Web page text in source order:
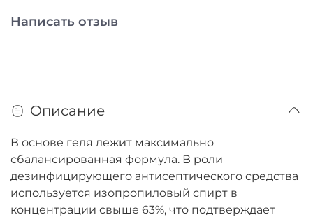
Написать отзыв
Описание
В основе геля лежит максимально
сбалансированная формула. В роли
дезинфицирующего антисептического средства
используется изопропиловый спирт в
концентрации свыше 63%, что подтверждает